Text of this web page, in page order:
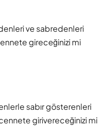
ve sabredenleri
gireceğinizi mi
sabır gösterenleri
girivereceğinizi mi